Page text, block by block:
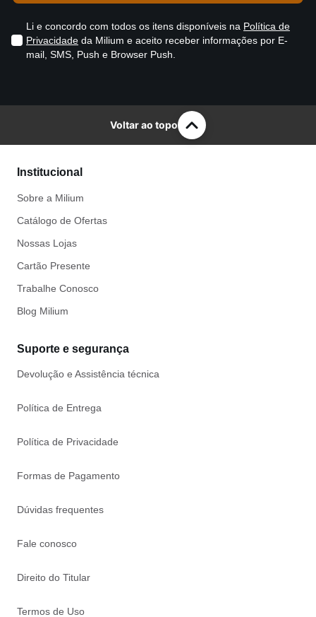
Li e concordo com todos os itens disponíveis na Política de
Privacidade da Milium e aceito receber informações por E-
mail, SMS, Push e Browser Push.
Voltar ao topo
Institucional
Sobre a Milium
Catálogo de Ofertas
Nossas Lojas
Cartão Presente
Trabalhe Conosco
Blog Milium
Suporte e segurança
Devolução e Assistência técnica
Política de Entrega
Política de Privacidade
Formas de Pagamento
Dúvidas frequentes
Fale conosco
Direito do Titular
Termos de Uso